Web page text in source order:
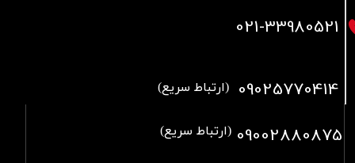
021-33980521
09025770414 (ارتباط سریع)
09002880875 (ارتباط سریع)